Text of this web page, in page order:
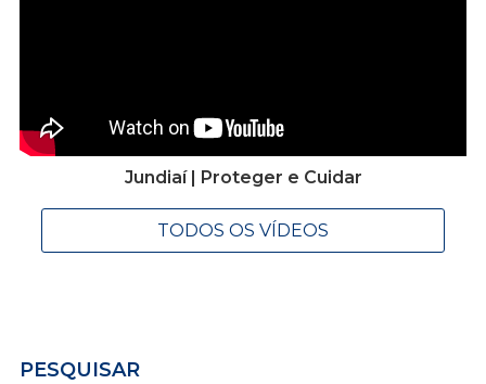
Jundiaí | Proteger e Cuidar
TODOS OS VÍDEOS
PESQUISAR